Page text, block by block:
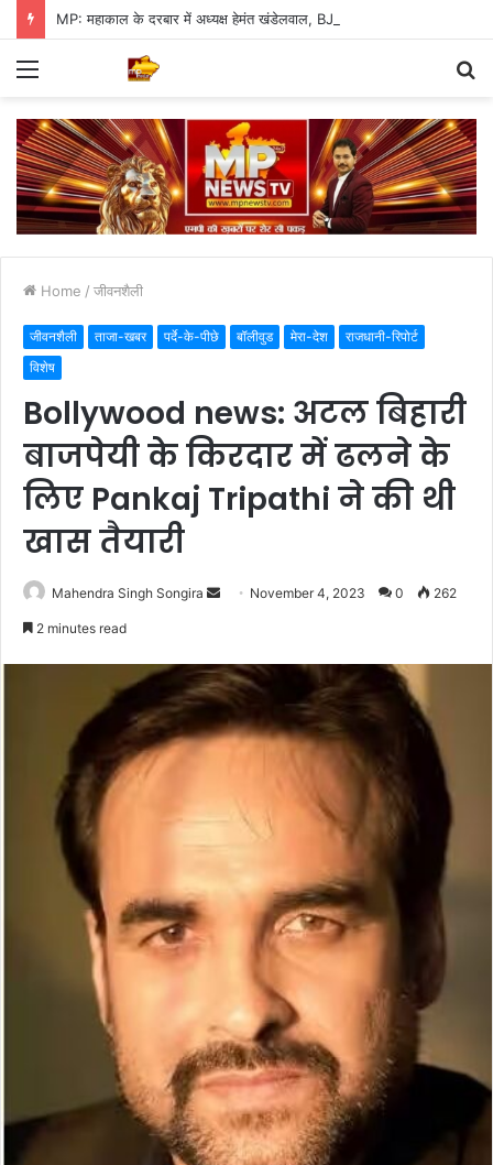
Menu
Home / जीवनशैली
जीवनशैली ताजा-खबर पर्दे-के-पीछे बॉलीवुड मेरा-देश
राजधानी-रिपोर्ट
विशेष
Bollywood news: अटल बिहारी
बाजपेयी के किरदार में ढलने के
लिए Pankaj Tripathi ने की थी
खास तैयारी
Mahendra Singh Songira
Send November 4, 2023 0 262
2 minutes read